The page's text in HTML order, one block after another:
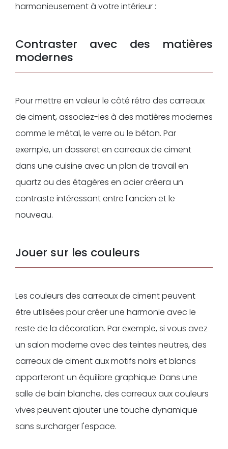
harmonieusement à votre intérieur :
Contraster avec des matières
modernes
Pour mettre en valeur le côté rétro des carreaux
de ciment, associez-les à des matières modernes
comme le métal, le verre ou le béton. Par
exemple, un dosseret en carreaux de ciment
dans une cuisine avec un plan de travail en
quartz ou des étagères en acier créera un
contraste intéressant entre l'ancien et le
nouveau.
Jouer sur les couleurs
Les couleurs des carreaux de ciment peuvent
être utilisées pour créer une harmonie avec le
reste de la décoration. Par exemple, si vous avez
un salon moderne avec des teintes neutres, des
carreaux de ciment aux motifs noirs et blancs
apporteront un équilibre graphique. Dans une
salle de bain blanche, des carreaux aux couleurs
vives peuvent ajouter une touche dynamique
sans surcharger l'espace.